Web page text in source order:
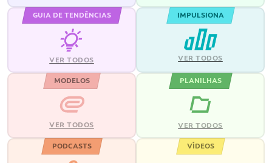
GUIA DE TENDÊNCIAS
VER TODOS
IMPULSIONA
VER TODOS
MODELOS
VER TODOS
PLANILHAS
VER TODOS
PODCASTS VÍDEOS